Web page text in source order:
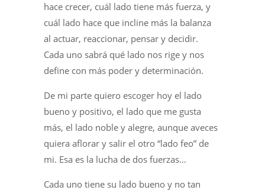
hace crecer, cuál lado tiene más fuerza, y
cuál lado hace que incline más la balanza
al actuar, reaccionar, pensar y decidir.
Cada uno sabrá qué lado nos rige y nos
define con más poder y determinación.
De mi parte quiero escoger hoy el lado
bueno y positivo, el lado que me gusta
más, el lado noble y alegre, aunque aveces
quiera aflorar y salir el otro “lado feo” de
mi. Esa es la lucha de dos fuerzas…
Cada uno tiene su lado bueno y no tan